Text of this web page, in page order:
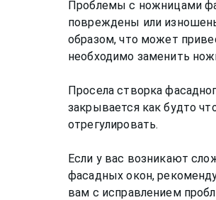
Проблемы с ножницами
повреждены или
образом, что может
необходимо заменить
Просела створка
закрывается как будто
отрегулировать.
Если у вас возникают
фасадных окон,
вам с исправлением